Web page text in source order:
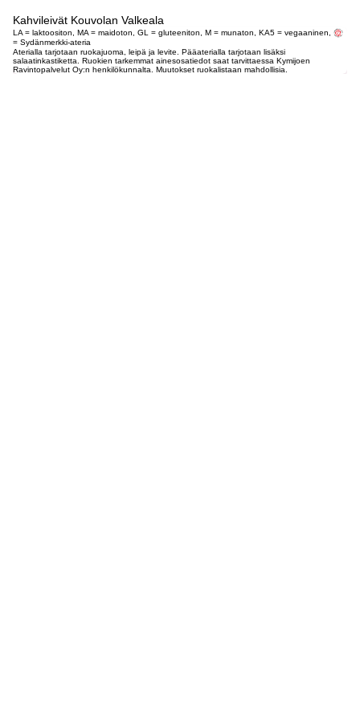
Kahvileivät Kouvolan Valkeala
LA = laktoositon, MA = maidoton, GL = gluteeniton, M = munaton, KA5 = vegaaninen,
= Sydänmerkki-ateria
Aterialla tarjotaan ruokajuoma, leipä ja levite. Pääaterialla tarjotaan lisäksi
salaatinkastiketta. Ruokien tarkemmat ainesosatiedot saat tarvittaessa Kymijoen
Ravintopalvelut Oy:n henkilökunnalta. Muutokset ruokalistaan mahdollisia.